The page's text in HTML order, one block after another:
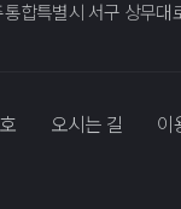
합특별시 서구 상무
오시는 길 이